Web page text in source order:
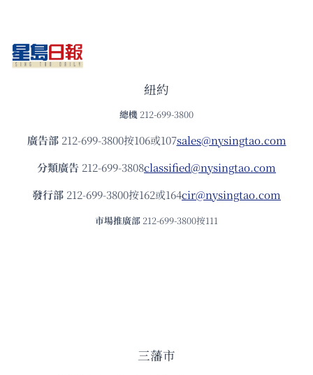
紐約
總機 212-699-3800
廣告部212-699-3800按106或107sales@nysingtao.com
分類廣告 212-699-3808classified@nysingtao.com
發⾏部 212-699-3800按162或164cir@nysingtao.com
市場推廣部 212-699-3800按111
三藩市